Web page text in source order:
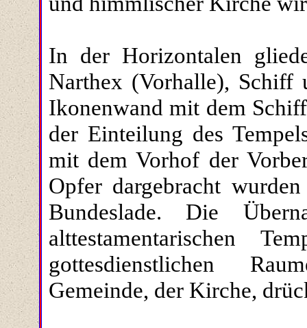
In der Horizontalen
Narthex (Vorhalle), Schiff
Ikonenwand mit dem
der Einteilung des
mit dem Vorhof der
Opfer dargebracht
Bundeslade. Die
alttestamentarischen
gottesdienstlichen
Gemeinde, der Kirche,